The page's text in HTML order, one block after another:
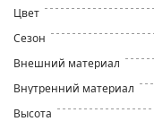
Цвет
Сезон
Внешний материал
Внутренний материал
Высота